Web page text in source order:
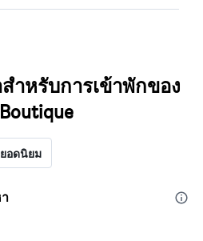
ำหรับการเข้าพักของ
ยอดนิยม